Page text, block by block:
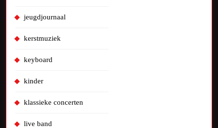
jeugdjournaal
kerstmuziek
keyboard
kinder
klassieke concerten
live band